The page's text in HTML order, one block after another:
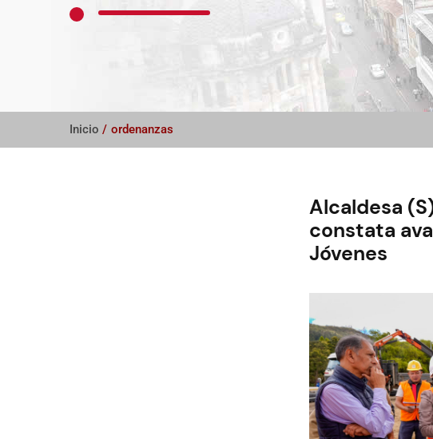
Inicio / ordenanzas
Alcaldesa
constata
Jóvenes